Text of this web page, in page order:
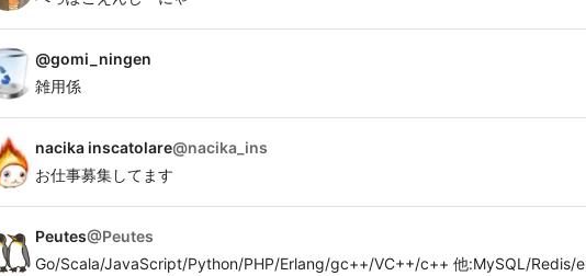
@gomi_ningen
雑用係
nacika inscatolare@nacika_ins
お仕事募集してます
Peutes@Peutes
Go/Scala/JavaScript/Python/PHP/Erlang/gc++/VC++/c++ 他:MySQL/Redis/